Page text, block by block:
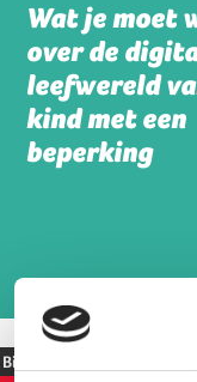
Wat je moet
over de
leefwereld
kind met een
beperking
Bijzonder digitaal